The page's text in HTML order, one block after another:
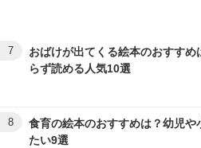
7
おばけが出てくる絵本のおすすめ
らず読める人気10選
8
食育の絵本のおすすめは？幼児や
たい9選